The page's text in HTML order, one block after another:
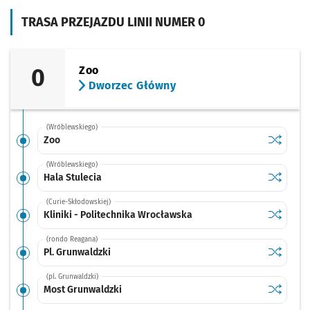
TRASA PRZEJAZDU LINII NUMER 0
0
Zoo
Dworzec Główny
(Wróblewskiego)
Zoo Sprawdź
Zoo
(Wróblewskiego)
Hala Stulecia Sprawdź
Hala
(Curie-Skłodowskiej)
Kliniki - Politechnika Wrocławska Sprawdź
Kliniki -
(rondo Reagana)
Pl. Grunwaldzki Sprawdź
Pl.
(pl. Grunwaldzki)
Most Grunwaldzki Sprawdź
Most